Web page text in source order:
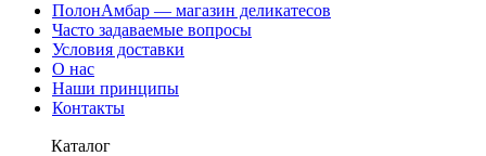
ПолонАмбар — магазин деликатесов
Часто задаваемые вопросы
Условия доставки
О нас
Наши принципы
Контакты
Каталог